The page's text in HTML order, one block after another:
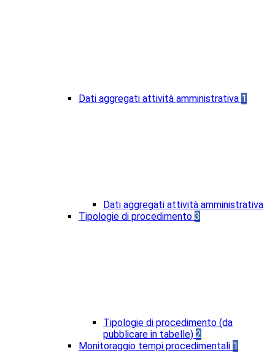
Dati aggregati attività amministrativa 1
Dati aggregati attività amministrativa
Tipologie di procedimento 3
Tipologie di procedimento (da
pubblicare in tabelle) 2
Monitoraggio tempi procedimentali 1